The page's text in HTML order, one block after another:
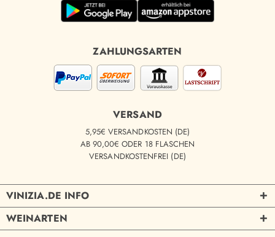
ZAHLUNGSARTEN
VERSAND
5,95€ VERSANDKOSTEN (DE)
AB 90,00€ ODER 18 FLASCHEN
VERSANDKOSTENFREI (DE)
VINIZIA.DE INFO
WEINARTEN